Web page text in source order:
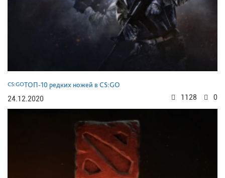
CS:GOТОП-10 редких ножей в CS:GO
24.12.2020
0
1128